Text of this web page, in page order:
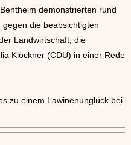
demonstrierten rund
die beabsichtigten
Landwirtschaft, die
Klöckner (CDU) in einer Rede
zu einem Lawinenunglück bei